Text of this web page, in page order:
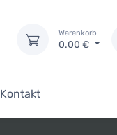
Warenkorb
0.00 €
Kontakt